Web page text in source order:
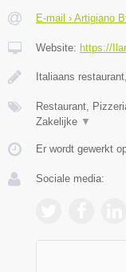
E-mail › Artigiano
Website: https://
Italiaans
Restaurant,
Zakelijke ▼
Er wordt gewerkt
Sociale media: